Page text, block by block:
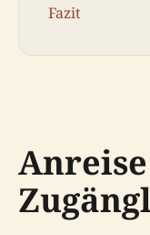
Fazit